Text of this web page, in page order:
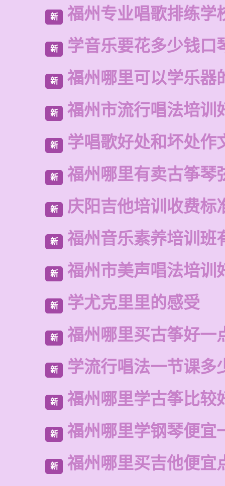
新 福州专业唱歌排练学
新 学音乐要花多少钱口
新 福州哪里可以学乐器
新 福州市流行唱法培训
新 学唱歌好处和坏处作
新 福州哪里有卖古筝琴
新 庆阳吉他培训收费标
新 福州音乐素养培训班
新 福州市美声唱法培训
新 学尤克里里的感受
新 福州哪里买古筝好一
新 学流行唱法一节课多
新 福州哪里学古筝比较
新 福州哪里学钢琴便宜
新 福州哪里买吉他便宜